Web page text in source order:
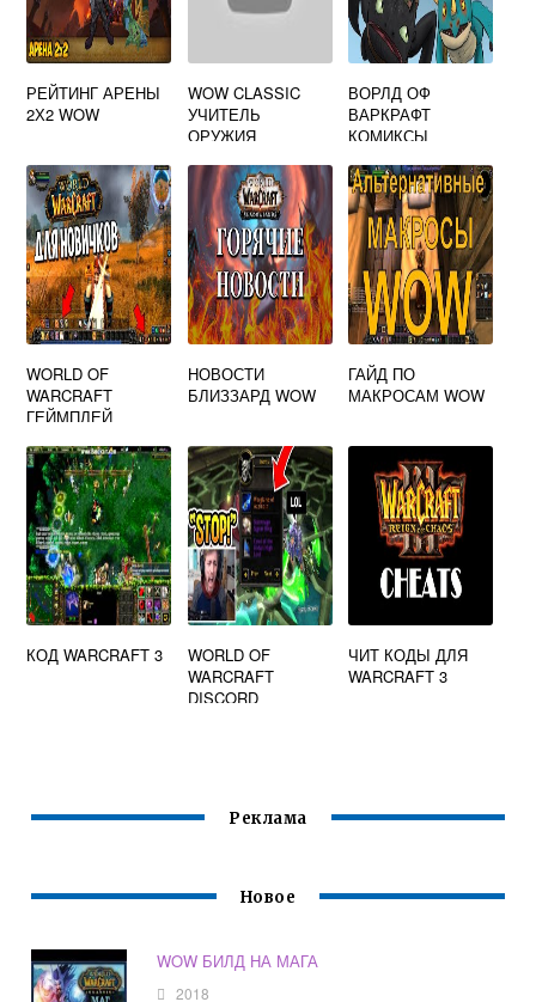
РЕЙТИНГ АРЕНЫ
2Х2 WOW
WOW CLASSIC
УЧИТЕЛЬ
ОРУЖИЯ
ВОРЛД ОФ
ВАРКРАФТ
КОМИКСЫ
WORLD OF
WARCRAFT
ГЕЙМПЛЕЙ
НОВОСТИ
БЛИЗЗАРД WOW
ГАЙД ПО
МАКРОСАМ WOW
КОД WARCRAFT 3
WORLD OF
WARCRAFT
DISCORD
ЧИТ КОДЫ ДЛЯ
WARCRAFT 3
Реклама
Новое
WOW БИЛД НА МАГА
2018